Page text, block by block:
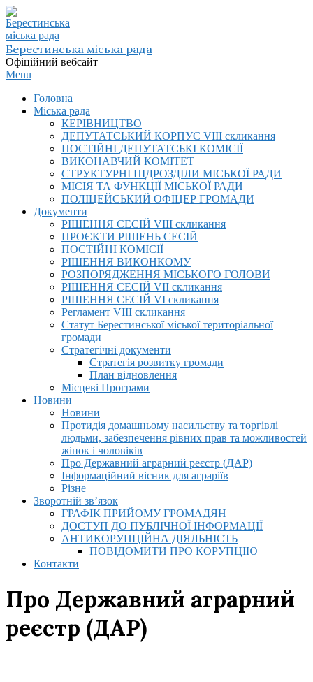
Skip
to
content
Берестинська міська рада
Офіційний вебсайт
Primary
Menu
Menu
Головна
Міська рада
КЕРІВНИЦТВО
ДЕПУТАТСЬКИЙ КОРПУС VIІI скликання
ПОСТІЙНІ ДЕПУТАТСЬКІ КОМІСІЇ
ВИКОНАВЧИЙ КОМІТЕТ
СТРУКТУРНІ ПІДРОЗДІЛИ МІСЬКОЇ РАДИ
МІСІЯ ТА ФУНКЦІЇ МІСЬКОЇ РАДИ
ПОЛІЦЕЙСЬКИЙ ОФІЦЕР ГРОМАДИ
Документи
РІШЕННЯ СЕСІЙ VIІI скликання
ПРОЄКТИ РІШЕНЬ СЕСІЙ
ПОСТІЙНІ КОМІСІЇ
РІШЕННЯ ВИКОНКОМУ
РОЗПОРЯДЖЕННЯ МІСЬКОГО ГОЛОВИ
РІШЕННЯ СЕСІЙ VII скликання
РІШЕННЯ СЕСІЙ VI скликання
Регламент VIІI скликання
Статут Берестинської міської територіальної
громади
Стратегічні документи
Стратегія розвитку громади
План відновлення
Місцеві Програми
Новини
Новини
Протидія домашньому насильству та торгівлі
людьми, забезпечення рівних прав та можливостей
жінок і чоловіків
Про Державний аграрний реєстр (ДАР)
Інформаційний вісник для аграріїв
Різне
Зворотній зв’язок
ГРАФІК ПРИЙОМУ ГРОМАДЯН
ДОСТУП ДО ПУБЛІЧНОЇ ІНФОРМАЦІЇ
АНТИКОРУПЦІЙНА ДІЯЛЬНІСТЬ
ПОВІДОМИТИ ПРО КОРУПЦІЮ
Контакти
Про Державний аграрний
реєстр (ДАР)